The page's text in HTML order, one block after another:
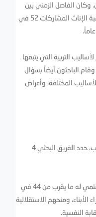
الفاصل الزمني بين
فترتَي جمع البيانات عاماً كاملاً، وكانت نسبة الإناث المشاركات 52 في
التربية التي يتبعها
الباحثون أيضاً بسؤال
المختلفة، وأعراض
بناءً على البيانات التي تم جمعها من الطلاب، حدد الفريق البحثي 4
• النمط الأول يسمى «النمط الداعم»، وينتمي له ما يقرب من 44 في
الأبناء، ومنحهم الاستقلالية
النفسية.